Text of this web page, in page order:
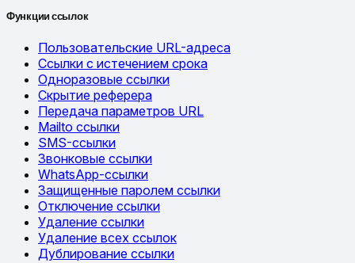
Функции ссылок
Пользовательские URL-адреса
Ссылки с истечением срока
Одноразовые ссылки
Скрытие реферера
Передача параметров URL
Mailto ссылки
SMS-ссылки
Звонковые ссылки
WhatsApp-ссылки
Защищенные паролем ссылки
Отключение ссылки
Удаление ссылки
Удаление всех ссылок
Дублирование ссылки